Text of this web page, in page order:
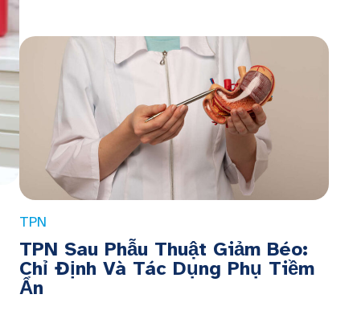
TPN
TPN Sau Phẫu Thuật Giảm Béo:
Chỉ Định Và Tác Dụng Phụ Tiềm
Ẩn